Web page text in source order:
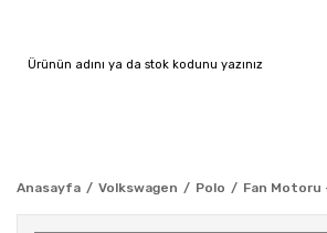
Anasayfa Volkswagen Polo Fan Motoru